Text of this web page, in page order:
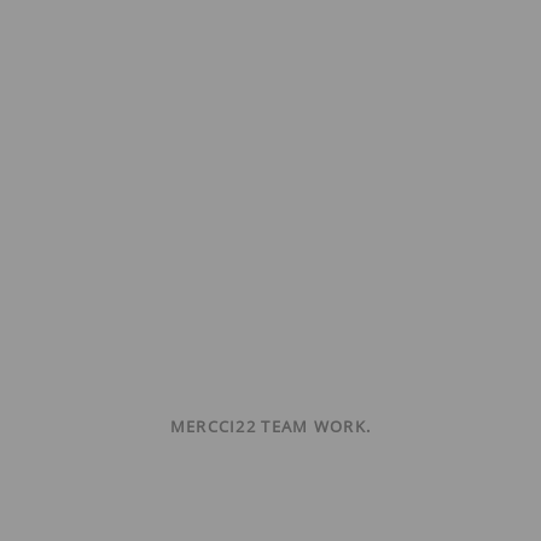
MERCCI22 TEAM WORK.